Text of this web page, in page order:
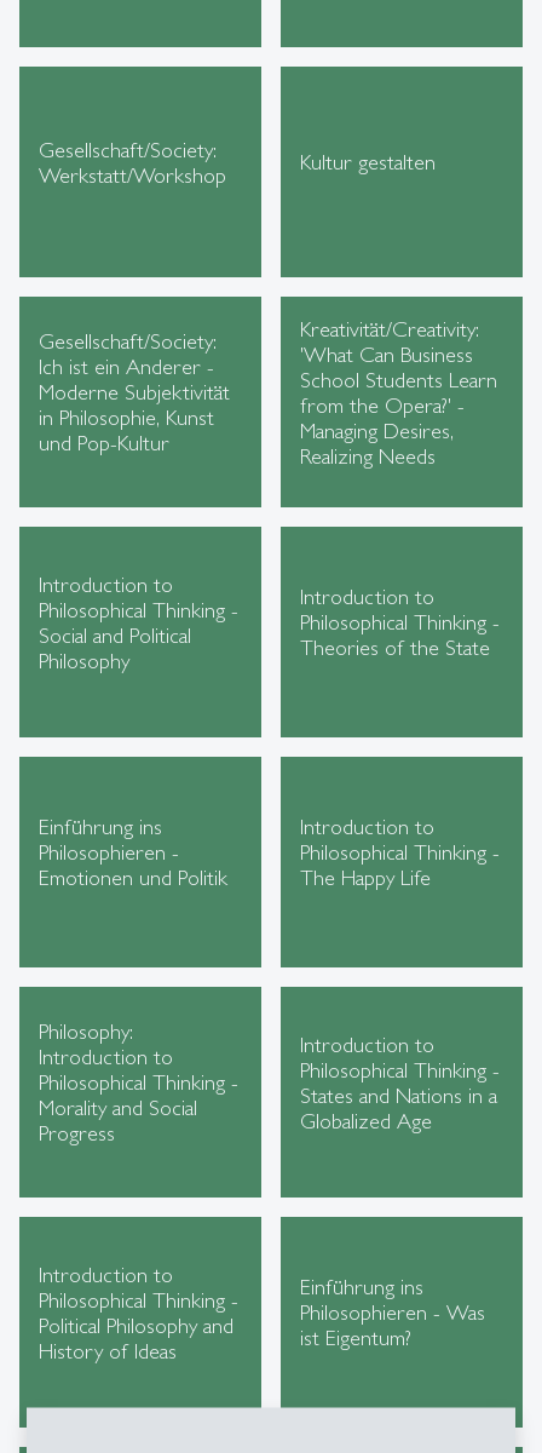
Gesellschaft/Society:
Werkstatt/Workshop
Kultur gestalten
Gesellschaft/Society:
Ich ist ein Anderer -
Moderne Subjektivität
in Philosophie, Kunst
und Pop-Kultur
Kreativität/Creativity:
'What Can Business
School Students Learn
from the Opera?' -
Managing Desires,
Realizing Needs
Introduction to
Philosophical Thinking -
Social and Political
Philosophy
Introduction to
Philosophical Thinking -
Theories of the State
Einführung ins
Philosophieren -
Emotionen und Politik
Introduction to
Philosophical Thinking -
The Happy Life
Philosophy:
Introduction to
Philosophical Thinking -
Morality and Social
Progress
Introduction to
Philosophical Thinking -
States and Nations in a
Globalized Age
Introduction to
Philosophical Thinking -
Political Philosophy and
History of Ideas
Einführung ins
Philosophieren - Was
ist Eigentum?